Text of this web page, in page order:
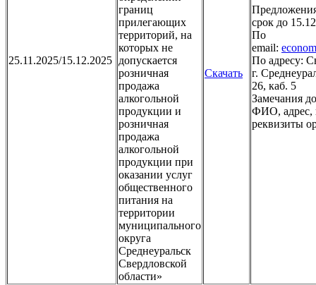
25.11.2025/15.12.2025
границ
прилегающих
территорий, на
которых не
допускается
розничная
продажа
алкогольной
продукции и
розничная
продажа
алкогольной
продукции при
оказании услуг
общественного
питания на
территории
муниципального
округа
Среднеуральск
Свердловской
области»
Скачать
срок до
По
email:
По адресу:
г.
26, каб. 5
Замечания
ФИО, адрес,
реквизиты